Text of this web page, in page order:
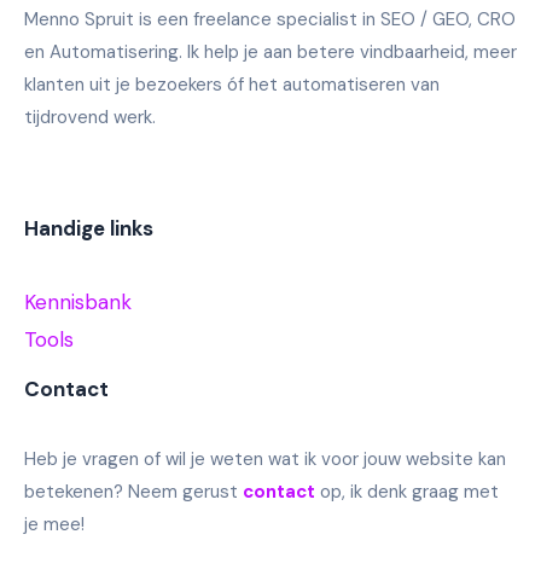
Menno Spruit is een freelance specialist in SEO / GEO, CRO
en Automatisering. Ik help je aan betere vindbaarheid, meer
klanten uit je bezoekers óf het automatiseren van
tijdrovend werk.
Handige links
Kennisbank
Tools
Contact
Heb je vragen of wil je weten wat ik voor jouw website kan
betekenen? Neem gerust contact op, ik denk graag met
je mee!